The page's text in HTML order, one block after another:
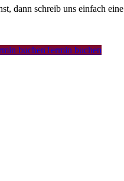
buchenTermin buchen
dann schreib uns einfach eine